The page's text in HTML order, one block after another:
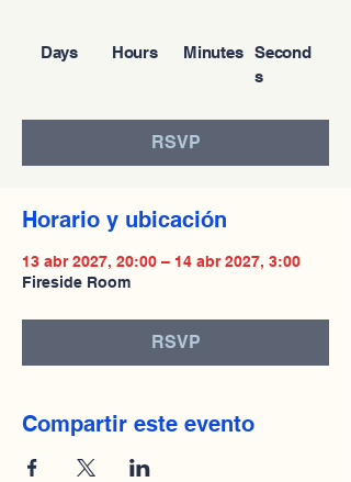
Second
s
Minutes
Hours
Days
RSVP
Horario y ubicación
13 abr 2027, 20:00 – 14 abr 2027, 3:00
Fireside Room
RSVP
Compartir este evento